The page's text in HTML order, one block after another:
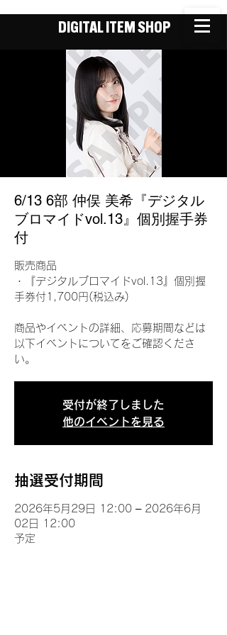
DIGITAL ITEM SHOP
6/13 6部 仲俣 美希『デジタル
ブロマイドvol.13』個別握手券
付
販売商品
・『デジタルブロマイドvol.13』個別握
手券付1,700円(税込み)
商品やイベントの詳細、応募期間などは
以下イベントについてをご確認くださ
い。
受付が終了しました
他のイベントを見る
抽選受付期間
2026年5月29日 12:00 – 2026年6月
02日 12:00
予定